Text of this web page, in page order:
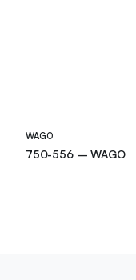
WAGO
750-556 – WAGO